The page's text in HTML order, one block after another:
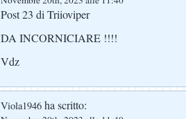
Post 23 di Triioviper
DA INCORNICIARE !!!!
Vdz
Viola1946 ha scritto: